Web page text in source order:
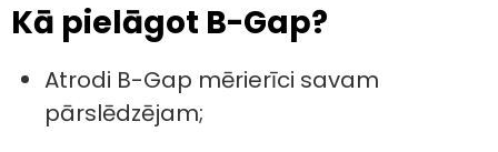
Kā pielāgot B-Gap?
Atrodi B-Gap mērierīci savam
pārslēdzējam;